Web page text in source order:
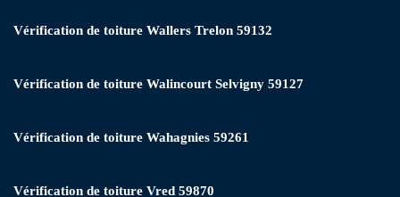
Vérification de toiture Wallers Trelon 59132
Vérification de toiture Walincourt Selvigny 59127
Vérification de toiture Wahagnies 59261
Vérification de toiture Vred 59870